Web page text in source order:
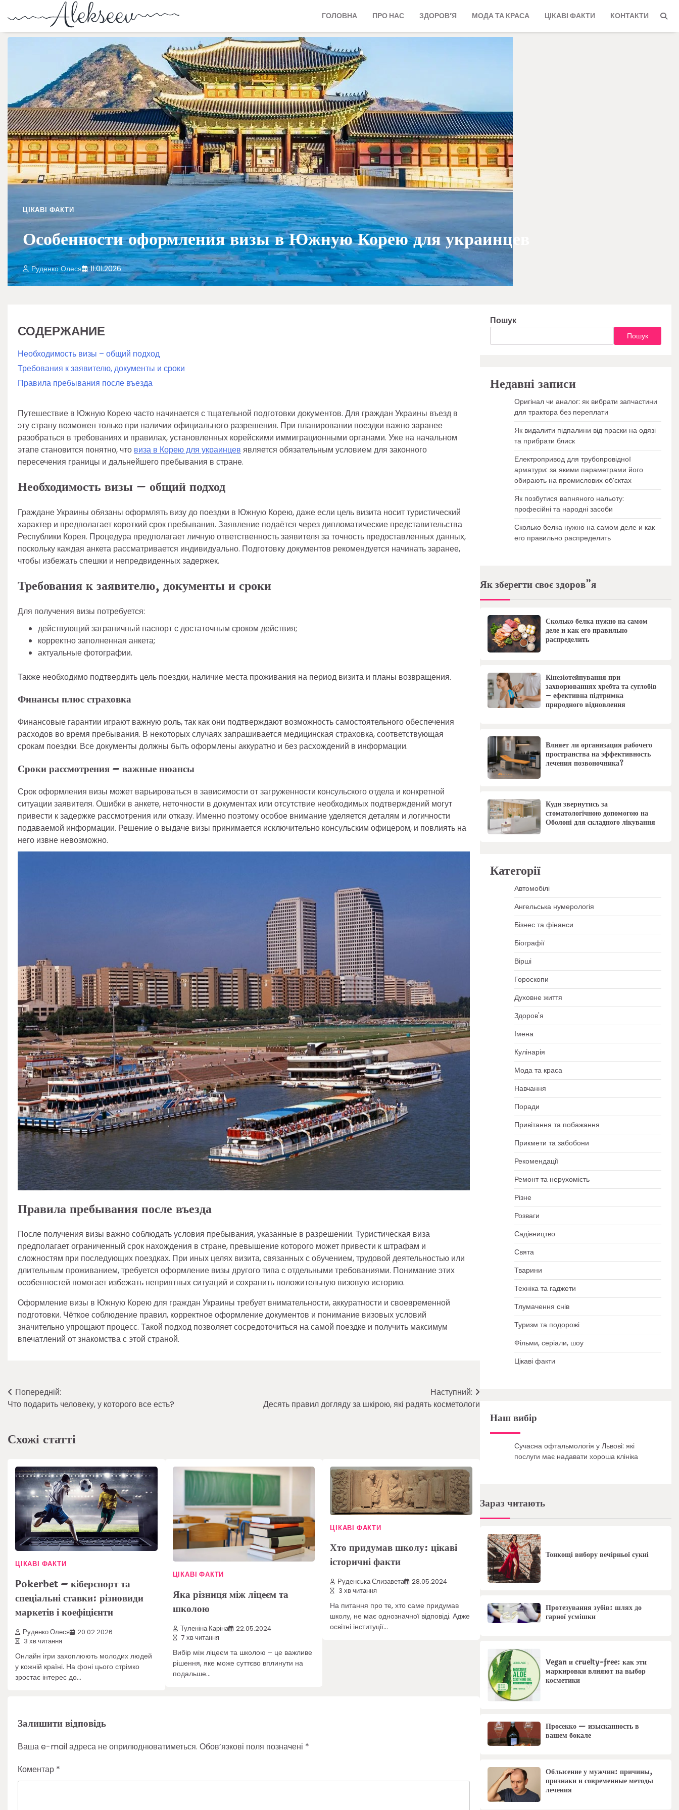
ГОЛОВНА ПРО НАС ЗДОРОВ’Я МОДА ТА КРАСА ЦІКАВІ ФАКТИ КОНТАКТИ
ЦІКАВІ ФАКТИ
Особенности оформления визы в Южную Корею для украинцев
Руденко Олеся 11.01.2026
СОДЕРЖАНИЕ
Необходимость визы – общий подход
Требования к заявителю, документы и сроки
Правила пребывания после въезда
Путешествие в Южную Корею часто начинается с тщательной подготовки документов. Для граждан Украины въезд в
эту страну возможен только при наличии официального разрешения. При планировании поездки важно заранее
разобраться в требованиях и правилах, установленных корейскими иммиграционными органами. Уже на начальном
этапе становится понятно, что виза в Корею для украинцев является обязательным условием для законного
пересечения границы и дальнейшего пребывания в стране.
Необходимость визы – общий подход
Граждане Украины обязаны оформлять визу до поездки в Южную Корею, даже если цель визита носит туристический
характер и предполагает короткий срок пребывания. Заявление подаётся через дипломатические представительства
Республики Корея. Процедура предполагает личную ответственность заявителя за точность предоставленных данных,
поскольку каждая анкета рассматривается индивидуально. Подготовку документов рекомендуется начинать заранее,
чтобы избежать спешки и непредвиденных задержек.
Требования к заявителю, документы и сроки
Для получения визы потребуется:
действующий заграничный паспорт с достаточным сроком действия;
корректно заполненная анкета;
актуальные фотографии.
Также необходимо подтвердить цель поездки, наличие места проживания на период визита и планы возвращения.
Финансы плюс страховка
Финансовые гарантии играют важную роль, так как они подтверждают возможность самостоятельного обеспечения
расходов во время пребывания. В некоторых случаях запрашивается медицинская страховка, соответствующая
срокам поездки. Все документы должны быть оформлены аккуратно и без расхождений в информации.
Сроки рассмотрения – важные нюансы
Срок оформления визы может варьироваться в зависимости от загруженности консульского отдела и конкретной
ситуации заявителя. Ошибки в анкете, неточности в документах или отсутствие необходимых подтверждений могут
привести к задержке рассмотрения или отказу. Именно поэтому особое внимание уделяется деталям и логичности
подаваемой информации. Решение о выдаче визы принимается исключительно консульским офицером, и повлиять на
него извне невозможно.
Правила пребывания после въезда
После получения визы важно соблюдать условия пребывания, указанные в разрешении. Туристическая виза
предполагает ограниченный срок нахождения в стране, превышение которого может привести к штрафам и
сложностям при последующих поездках. При иных целях визита, связанных с обучением, трудовой деятельностью или
длительным проживанием, требуется оформление визы другого типа с отдельными требованиями. Понимание этих
особенностей помогает избежать неприятных ситуаций и сохранить положительную визовую историю.
Оформление визы в Южную Корею для граждан Украины требует внимательности, аккуратности и своевременной
подготовки. Чёткое соблюдение правил, корректное оформление документов и понимание визовых условий
значительно упрощают процесс. Такой подход позволяет сосредоточиться на самой поездке и получить максимум
впечатлений от знакомства с этой страной.
Навігація
записів
Попередній:
Что подарить человеку, у которого все есть?
Наступний:
Десять правил догляду за шкірою, які радять косметологи
Схожі статті
ЦІКАВІ ФАКТИ
Pokerbet – кіберспорт та
спеціальні ставки: різновиди
маркетів і коефіцієнти
Руденко Олеся
20.02.2026
3 хв читання
Онлайн ігри захоплюють молодих людей
у кожній країні. На фоні цього стрімко
зростає інтерес до…
ЦІКАВІ ФАКТИ
Яка різниця між ліцеєм та
школою
Туленіна Каріна
22.05.2024
7 хв читання
Вибір між ліцеєм та школою – це важливе
рішення, яке може суттєво вплинути на
подальше…
ЦІКАВІ ФАКТИ
Хто придумав школу: цікаві
історичні факти
Руденська Єлизавета
28.05.2024
3 хв читання
На питання про те, хто саме придумав
школу, не має однозначної відповіді. Адже
освітні інституції…
Залишити відповідь
Ваша e-mail адреса не оприлюднюватиметься. Обов’язкові поля позначені *
Коментар *
Пошук
Пошук
Недавні записи
Оригінал чи аналог: як вибрати запчастини
для трактора без переплати
Як видалити підпалини від праски на одязі
та прибрати блиск
Електропривод для трубопровідної
арматури: за якими параметрами його
обирають на промислових об’єктах
Як позбутися вапняного нальоту:
професійні та народні засоби
Сколько белка нужно на самом деле и как
его правильно распределить
Як зберегти своє здоров”я
Сколько белка нужно на самом
деле и как его правильно
распределить
Кінезіотейпування при
захворюваннях хребта та суглобів
– ефективна підтримка
природного відновлення
Влияет ли организация рабочего
пространства на эффективность
лечения позвоночника?
Куди звернутись за
стоматологічною допомогою на
Оболоні для складного лікування
Категорії
Автомобілі
Ангельська нумерологія
Бізнес та фінанси
Біографії
Вірші
Гороскопи
Духовне життя
Здоров'я
Імена
Кулінарія
Мода та краса
Навчання
Поради
Привітання та побажання
Прикмети та забобони
Рекомендації
Ремонт та нерухомість
Різне
Розваги
Садівництво
Свята
Тварини
Техніка та гаджети
Тлумачення снів
Туризм та подорожі
Фільми, серіали, шоу
Цікаві факти
Наш вибір
Сучасна офтальмологія у Львові: які
послуги має надавати хороша клініка
Зараз читають
Тонкощі вибору вечірньої сукні
Протезування зубів: шлях до
гарної усмішки
Vegan и cruelty-free: как эти
маркировки влияют на выбор
косметики
Просекко — изысканность в
вашем бокале
Облысение у мужчин: причины,
признаки и современные методы
лечения